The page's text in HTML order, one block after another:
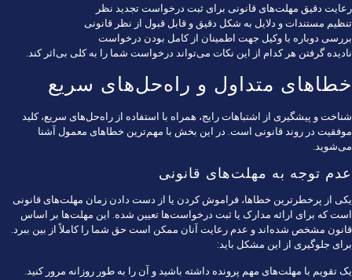
رعایت دقیق مهلت‌های قانونی برای ثبت درخواست تجدید نظر
تنظیم مستندات و دلایل به شکل دقیق و قابل قبول از نظر قانونی
بررسی دوباره با وکیل جهت اطمینان از کامل بودن درخواست
نادیده گرفتن هر کدام از این نکات می‌تواند درخواست شما را به کلی بی‌اثر کند.
خطاهای متداول و راه‌حل‌های سریع
شناخت و پیشگیری از اشتباهات رایج، همراه با استفاده از راه‌حل‌های سریع، کلید
موفقیت در روند قانونی است. در این بخش با مهم‌ترین خطاهای معمول آشنا
می‌شوید.
عدم توجه به مهلت‌های قانونی
یکی از پرخطرترین خطاها، فراموش کردن یا از دست دادن زمان مهلت‌های قانونی
است که برای ارائه مدارک یا ثبت درخواست‌ها تعیین شده. این مهلت‌ها بر اساس
قانون مشخص شده‌اند و عدم رعایت آنان ممکن است حق شما را کاملاً از بین ببرد.
برای جلوگیری از این مشکل باید:
یک تقویم با مهلت‌های مهم پرونده داشته باشید و آن را به طور روزانه مرور کنید.